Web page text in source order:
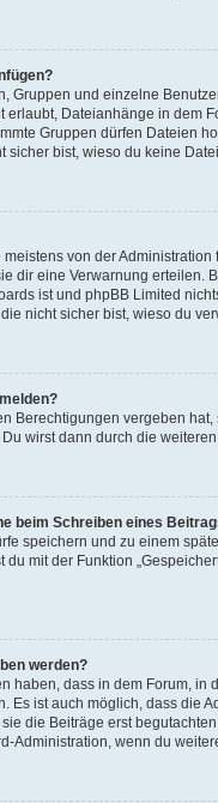
Gruppen und einzelne
Dateianhänge in dem
Gruppen dürfen Dateien
sicher bist, wieso du keine
von der
dir eine Verwarnung erteilen.
ist und phpBB Limited
nicht sicher bist, wieso du
Berechtigungen vergeben
wirst dann durch die
beim Schreiben eines
speichern und zu einem
mit der Funktion
werden?
haben, dass in dem Forum, in
Es ist auch möglich, dass die
die Beiträge erst
Administration, wenn du